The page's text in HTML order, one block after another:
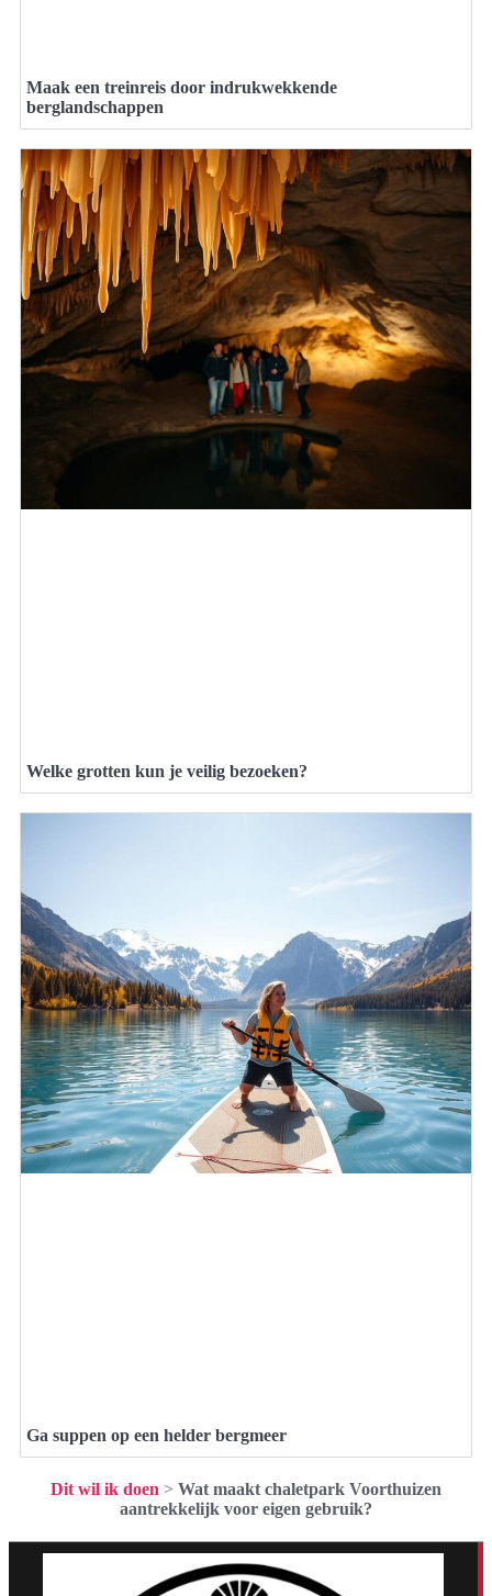
Maak een treinreis door indrukwekkende
berglandschappen
Welke grotten kun je veilig bezoeken?
Ga suppen op een helder bergmeer
Dit wil ik doen > Wat maakt chaletpark Voorthuizen
aantrekkelijk voor eigen gebruik?